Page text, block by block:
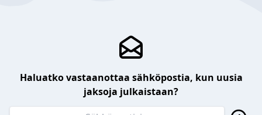
Haluatko vastaanottaa sähköpostia, kun uusia
jaksoja julkaistaan?